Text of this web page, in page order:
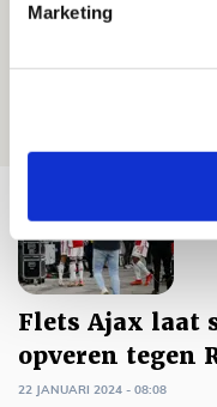
Marketing
Berghuis
en Bergwijn
Flets Ajax laat
opveren tegen
22 JANUARI 2024 - 08:08